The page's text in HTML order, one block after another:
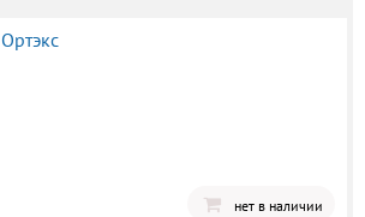
Ортэкс
нет в наличии